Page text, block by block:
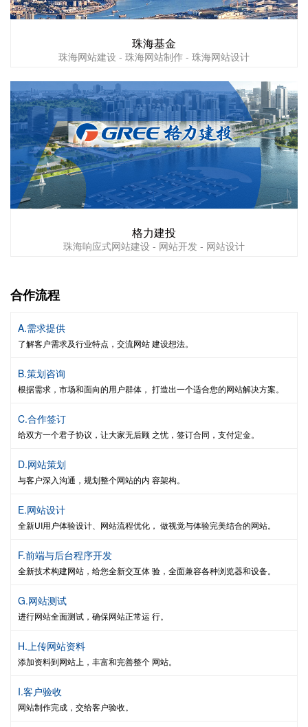
珠海基金
珠海网站建设 - 珠海网站制作 - 珠海网站设计
格力建投
珠海响应式网站建设 - 网站开发 - 网站设计
合作流程
A.需求提供
了解客户需求及行业特点，交流网站 建设想法。
B.策划咨询
根据需求，市场和面向的用户群体， 打造出一个适合您的网站解决方案。
C.合作签订
给双方一个君子协议，让大家无后顾 之忧，签订合同，支付定金。
D.网站策划
与客户深入沟通，规划整个网站的内 容架构。
E.网站设计
全新UI用户体验设计、网站流程优化， 做视觉与体验完美结合的网站。
F.前端与后台程序开发
全新技术构建网站，给您全新交互体 验，全面兼容各种浏览器和设备。
G.网站测试
进行网站全面测试，确保网站正常运 行。
H.上传网站资料
添加资料到网站上，丰富和完善整个 网站。
I.客户验收
网站制作完成，交给客户验收。